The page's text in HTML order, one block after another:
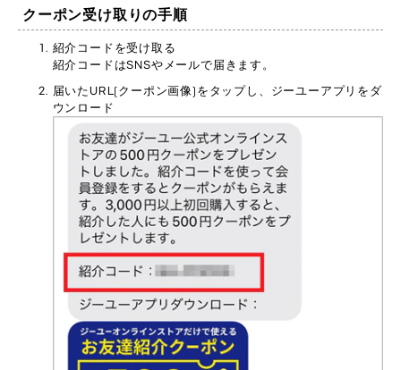
クーポン受け取りの手順
紹介コードを受け取る
紹介コードはSNSやメールで届きます。
届いたURL(クーポン画像)をタップし、ジーユーアプリをダ
ウンロード